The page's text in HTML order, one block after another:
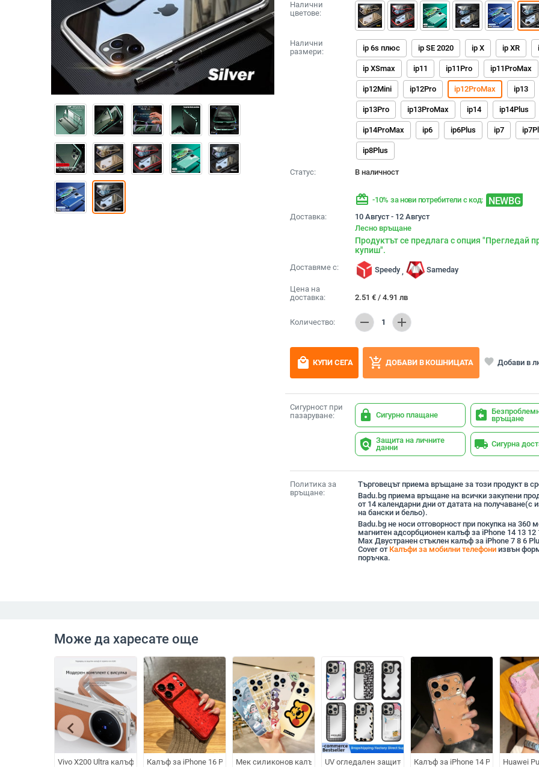
Налични
цветове:
Налични
размери:
ip 6s плюс ip SE 2020 ip X ip XR
ip XSmax ip11 ip11Pro ip11ProMax
ip12Mini ip12Pro ip12ProMax ip13
ip13Pro ip13ProMax ip14 ip14Plus
ip14ProMax ip6 ip6Plus ip7
ip8Plus
Статус: В наличност
redeem -10% за нови потребители с код: NEWBG
Доставка:
10 Август - 12 Август
Лесно връщане
Продуктът се предлага с опция "Прегледай
купиш".
Доставяме с: Speedy , Sameday
Цена на
доставка:
2.51 € / 4.91 лв
Количество: remove 1 add
local_mall КУПИ СЕГА add_shopping_cart ДОБАВИ В КОШНИЦАТА favorite Добави в
Сигурност при
пазаруване:
lock Сигурно плащане assignment_return връщане
policy Защита на личните
данни
local_shipping Сигурна
Политика за
връщане:
Търговецът приема връщане за този продукт в
Badu.bg приема връщане на всички закупени
от 14 календарни дни от датата на получаване(с
на бански и бельо).
Badu.bg не носи отговорност при покупка на 360
магнитен адсорбционен калъф за iPhone 14 13 12
Max Двустранен стъклен калъф за iPhone 7 8 6
Cover от Калъфи за мобилни телефониизвън
поръчка.
Може да харесате още
Vivo X200 Ultra калъф за телефон с кожена текстура и стил на камера, удароустойчив X200S/X200 Pro
Калъф за iPhone 16 Pro Max – пълна защита против изпускане и анти-плъзгане; материали: TPU меки
Мек силиконов калъф за iPhone 14 Pro Max, удароустойчив (A289)
UV огледален защитен калъф с TPU мек ръб за iPhone
Калъф за iPhone 14 Pro / Pro Max,
Huawei
chevron_left